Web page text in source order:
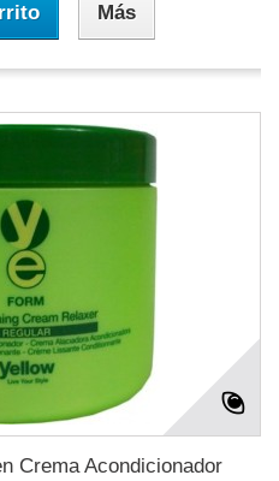
Más
Crema Acondicionador